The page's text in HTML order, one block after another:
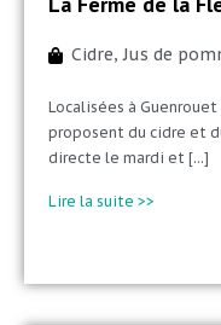
Cidre,Jus de
Localisées à
proposent du cidre et
directe le mardi et [...]
Lire la suite >>